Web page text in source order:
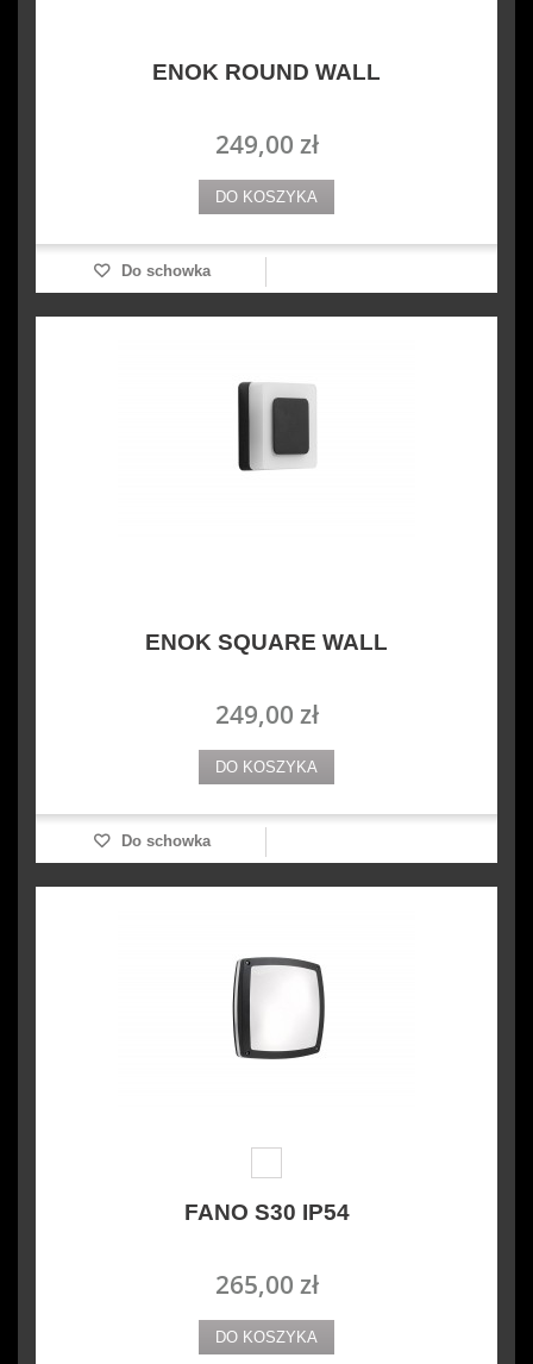
ENOK ROUND WALL
249,00 zł
DO KOSZYKA
Do schowka
ENOK SQUARE WALL
249,00 zł
DO KOSZYKA
Do schowka
FANO S30 IP54
265,00 zł
DO KOSZYKA